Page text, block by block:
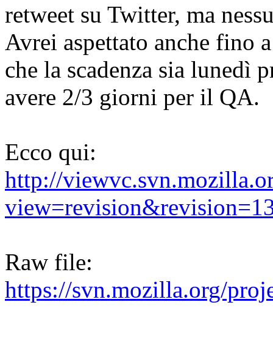
retweet su Twitter, ma
Avrei aspettato anche fino
che la scadenza sia lunedì
avere 2/3 giorni per il QA.
Ecco qui:
http://
Raw file:
https://svn.mozilla.org/